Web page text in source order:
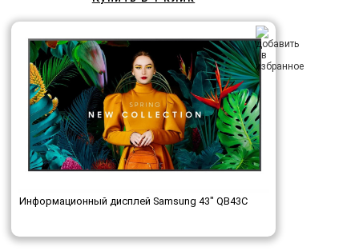
Информационный дисплей Samsung 43" QB43C